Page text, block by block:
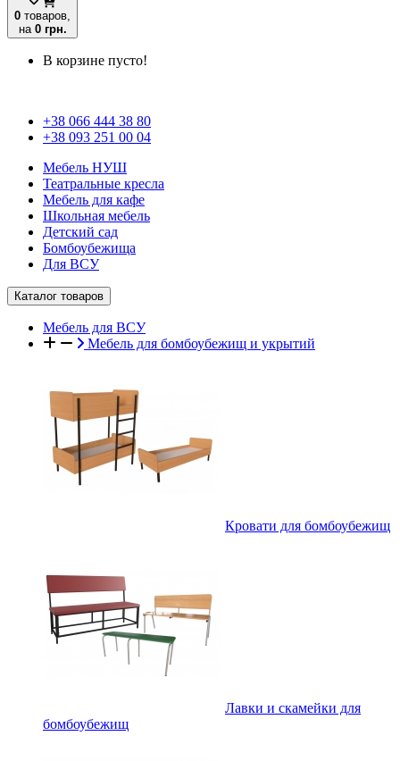
0 товаров,
на 0 грн.
В корзине пусто!
+38 066 444 38 80
+38 093 251 00 04
Мебель НУШ
Театральные кресла
Мебель для кафе
Школьная мебель
Детский сад
Бомбоубежища
Для ВСУ
Каталог товаров
Мебель для ВСУ
Мебель для бомбоубежищ и укрытий
Кровати для бомбоубежищ
Лавки и скамейки для
бомбоубежищ